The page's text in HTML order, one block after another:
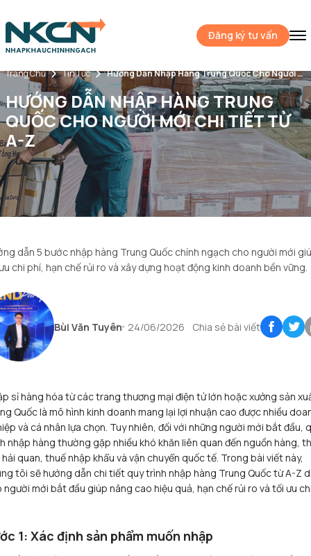
Đăng ký tư vấn
Trang Chủ Tin Tức Hướng Dẫn Nhập Hàng Trung Quốc Cho Người Mới Chi Tiết Từ A-Z
HƯỚNG DẪN NHẬP HÀNG TRUNG
QUỐC CHO NGƯỜI MỚI CHI TIẾT TỪ
A-Z
dẫn 5 bước nhập hàng Trung Quốc chính ngạch cho người mới
chi phí, hạn chế rủi ro và xây dựng hoạt động kinh doanh bền vững.
Bùi Văn Tuyên 24/06/2026 Chia sẻ bài viết
sỉ hàng hóa từ các trang thương mại điện tử lớn hoặc xưởng sản
Quốc là mô hình kinh doanh mang lại lợi nhuận cao được nhiều
và cá nhân lựa chọn. Tuy nhiên, đối với những người mới bắt đầu,
nhập hàng thường gặp nhiều khó khăn liên quan đến nguồn hàng,
quan, thuế nhập khẩu và vận chuyển quốc tế. Trong bài viết này,
tôi sẽ hướng dẫn chi tiết quy trình nhập hàng Trung Quốc từ A-Z
người mới bắt đầu giúp nâng cao hiệu quả, hạn chế rủi ro và tối ưu
1: Xác định sản phẩm muốn nhập